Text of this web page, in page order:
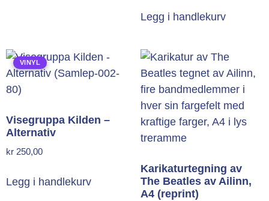
Legg i handlekurv
VINYL
Visegruppa Kilden –
Alternativ
kr 250,00
Legg i handlekurv
Karikaturtegning av
The Beatles av Ailinn,
A4 (reprint)